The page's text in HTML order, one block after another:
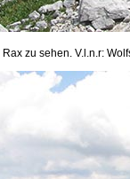
zu sehen. V.l.n.r: